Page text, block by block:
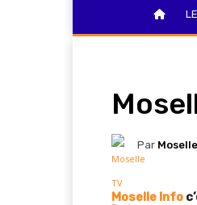
Par
Moselle Info